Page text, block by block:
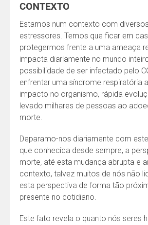
CONTEXTO
Estamos num contexto com
estressores. Temos que ficar em
protegermos frente a uma ameaça
impacta diariamente no mundo
possibilidade de ser infectado pelo
enfrentar uma síndrome respiratória
impacto no organismo, rápida
levado milhares de pessoas ao
morte.
Deparamo-nos diariamente com
que conhecida desde sempre, a
morte, até esta mudança abrupta e
contexto, talvez muitos de nós não
esta perspectiva de forma tão
presente no cotidiano.
Este fato revela o quanto nós seres